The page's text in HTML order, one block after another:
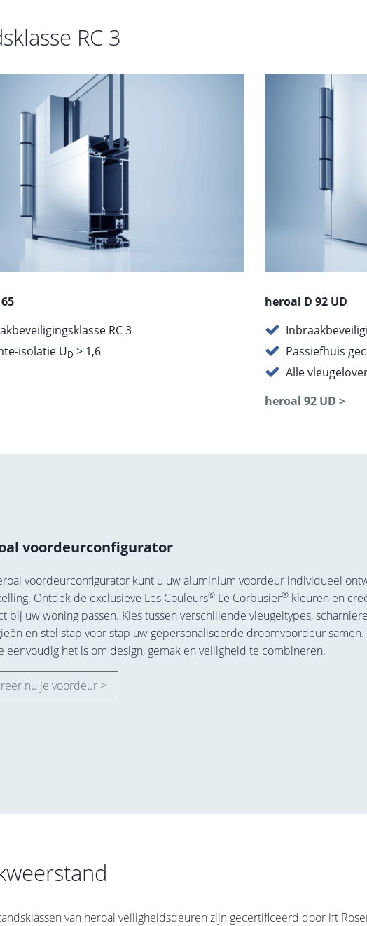
RC 3
RC 3
isolatie UD > 1,6
heroal D 92 UD
Passiefhuis
Alle
heroal 92 UD >
voordeurconfigurator
voordeurconfigurator kunt u uw aluminium voordeur individueel
Ontdek de exclusieve Les Couleurs®Le Corbusier®kleuren en
bij uw woning passen. Kies tussen verschillende vleugeltypes,
en stel stap voor stap uw gepersonaliseerde droomvoordeur
eenvoudig het is om design, gemak en veiligheid te combineren.
nu je voordeur >
van heroal veiligheidsdeuren zijn gecertificeerd door ift